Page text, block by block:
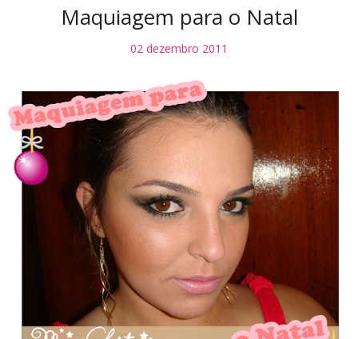
Maquiagem para o Natal
02 dezembro 2011